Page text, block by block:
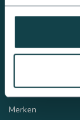
PVC
Infiltratie
Lijm en
Merken